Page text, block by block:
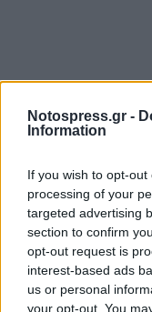
Notospress.gr -
Information
If you wish to opt-
processing of your
targeted advertising
section to confirm
opt-out request is
interest-based ads
us or personal
your opt-out. You